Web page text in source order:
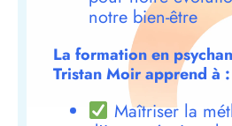
notre bien-être
La formation en
Tristan Moir apprend à :
Maîtriser la